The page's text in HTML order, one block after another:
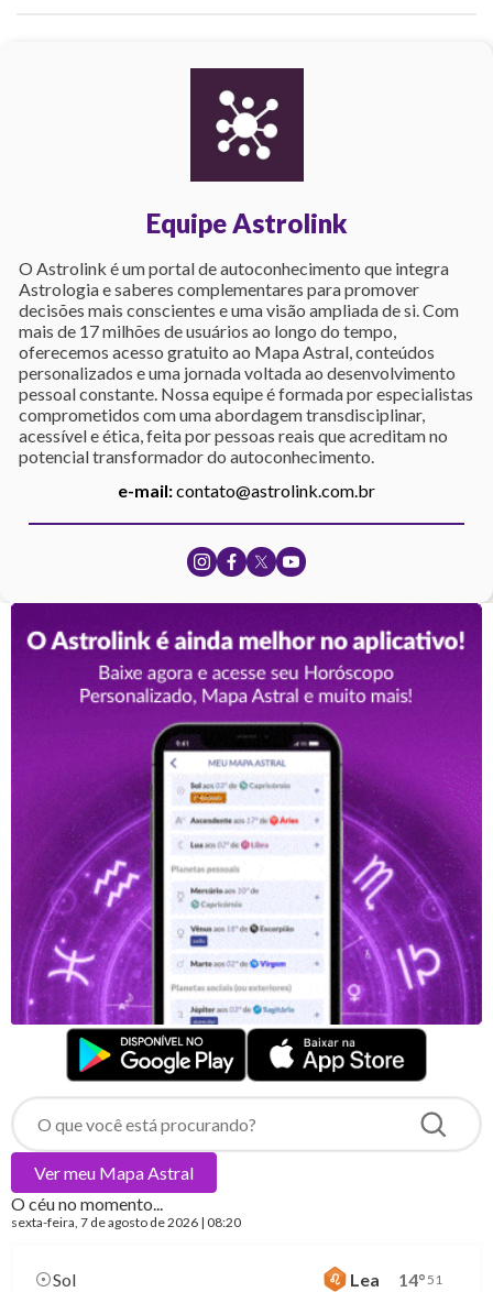
Equipe Astrolink
O Astrolink é um portal de autoconhecimento que integra
Astrologia e saberes complementares para promover
decisões mais conscientes e uma visão ampliada de si. Com
mais de 17 milhões de usuários ao longo do tempo,
oferecemos acesso gratuito ao Mapa Astral, conteúdos
personalizados e uma jornada voltada ao desenvolvimento
pessoal constante. Nossa equipe é formada por especialistas
comprometidos com uma abordagem transdisciplinar,
acessível e ética, feita por pessoas reais que acreditam no
potencial transformador do autoconhecimento.
e-mail:contato@astrolink.com.br
Ver meu Mapa Astral
O céu no momento...
sexta-feira, 7 de agosto de 2026 | 08:20
Sol Lea 14°51